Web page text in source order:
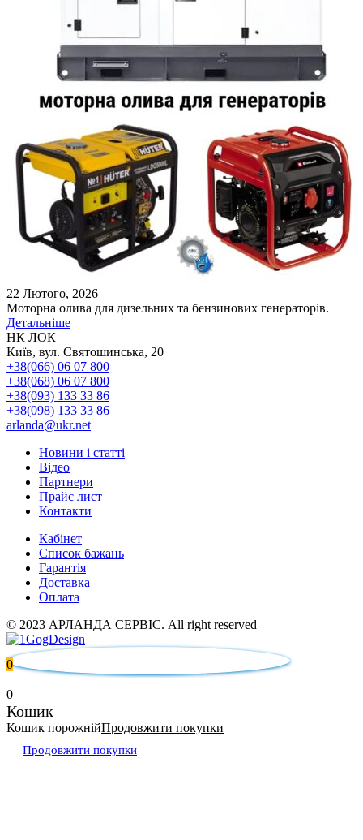
22 Лютого, 2026
Моторна олива для дизельних та бензинових генераторів.
Детальніше
НК ЛОК
Київ, вул. Святошинська, 20
+38(066) 06 07 800
+38(068) 06 07 800
+38(093) 133 33 86
+38(098) 133 33 86
arlanda@ukr.net
Новини і статті
Відео
Партнери
Прайс лист
Контакти
Кабінет
Список бажань
Гарантія
Доставка
Оплата
© 2023 АРЛАНДА СЕРВІС. All right reserved
0
0
Кошик
Кошик порожнійПродовжити покупки
Продовжити покупки